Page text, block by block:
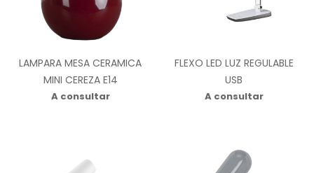
LAMPARA MESA CERAMICA
MINI CEREZA E14
A consultar
FLEXO LED LUZ REGULABLE
USB
A consultar